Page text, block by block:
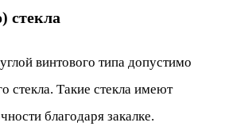
стекла
винтового типа допустимо
стекла. Такие стекла имеют
благодаря закалке.